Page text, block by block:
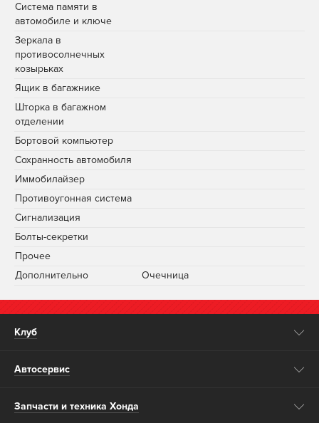
Система памяти в
автомобиле и ключе
Зеркала в
противосолнечных
козырьках
Ящик в багажнике
Шторка в багажном
отделении
Бортовой компьютер
Сохранность автомобиля
Иммобилайзер
Противоугонная система
Сигнализация
Болты-секретки
Прочее
Дополнительно
Очечница
Клуб
Автосервис
Запчасти и техника Хонда